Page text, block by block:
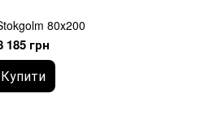
80х200
185 грн
Купити